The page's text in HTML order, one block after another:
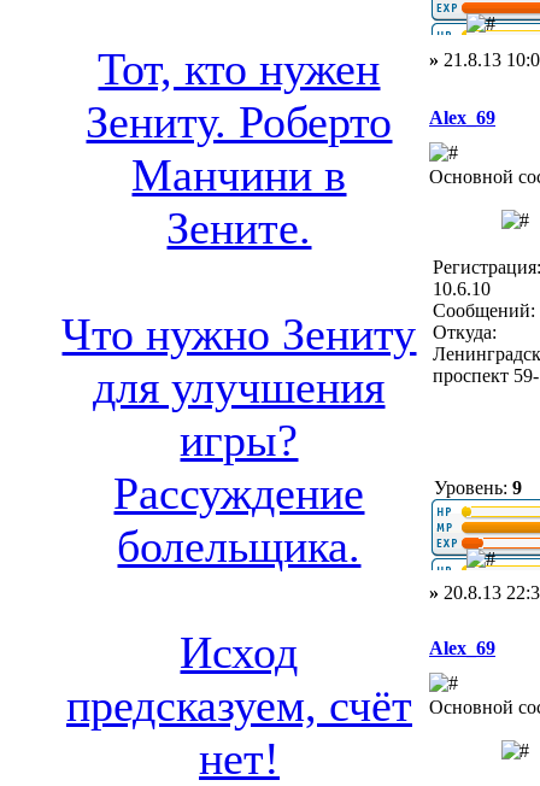
Тот, кто нужен
Зениту. Роберто
Манчини в
Зените.
Что нужно Зениту
для улучшения
игры?
Рассуждение
болельщика.
Исход
предсказуем, счёт
нет!
» 21.8.13
Alex_69
Основной
Регистрация:
10.6.10
Сообщений:
Откуда:
проспект
Уровень: 9
» 20.8.13
Alex_69
Основной